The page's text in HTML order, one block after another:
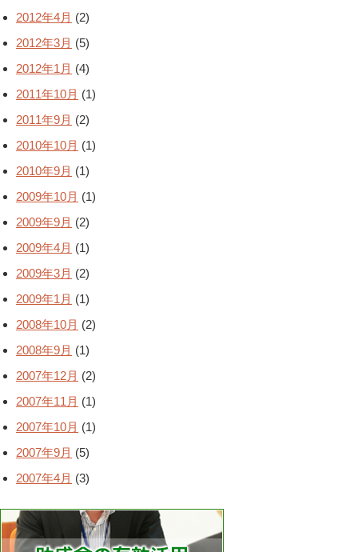
2012年4月 (2)
2012年3月 (5)
2012年1月 (4)
2011年10月 (1)
2011年9月 (2)
2010年10月 (1)
2010年9月 (1)
2009年10月 (1)
2009年9月 (2)
2009年4月 (1)
2009年3月 (2)
2009年1月 (1)
2008年10月 (2)
2008年9月 (1)
2007年12月 (2)
2007年11月 (1)
2007年10月 (1)
2007年9月 (5)
2007年4月 (3)